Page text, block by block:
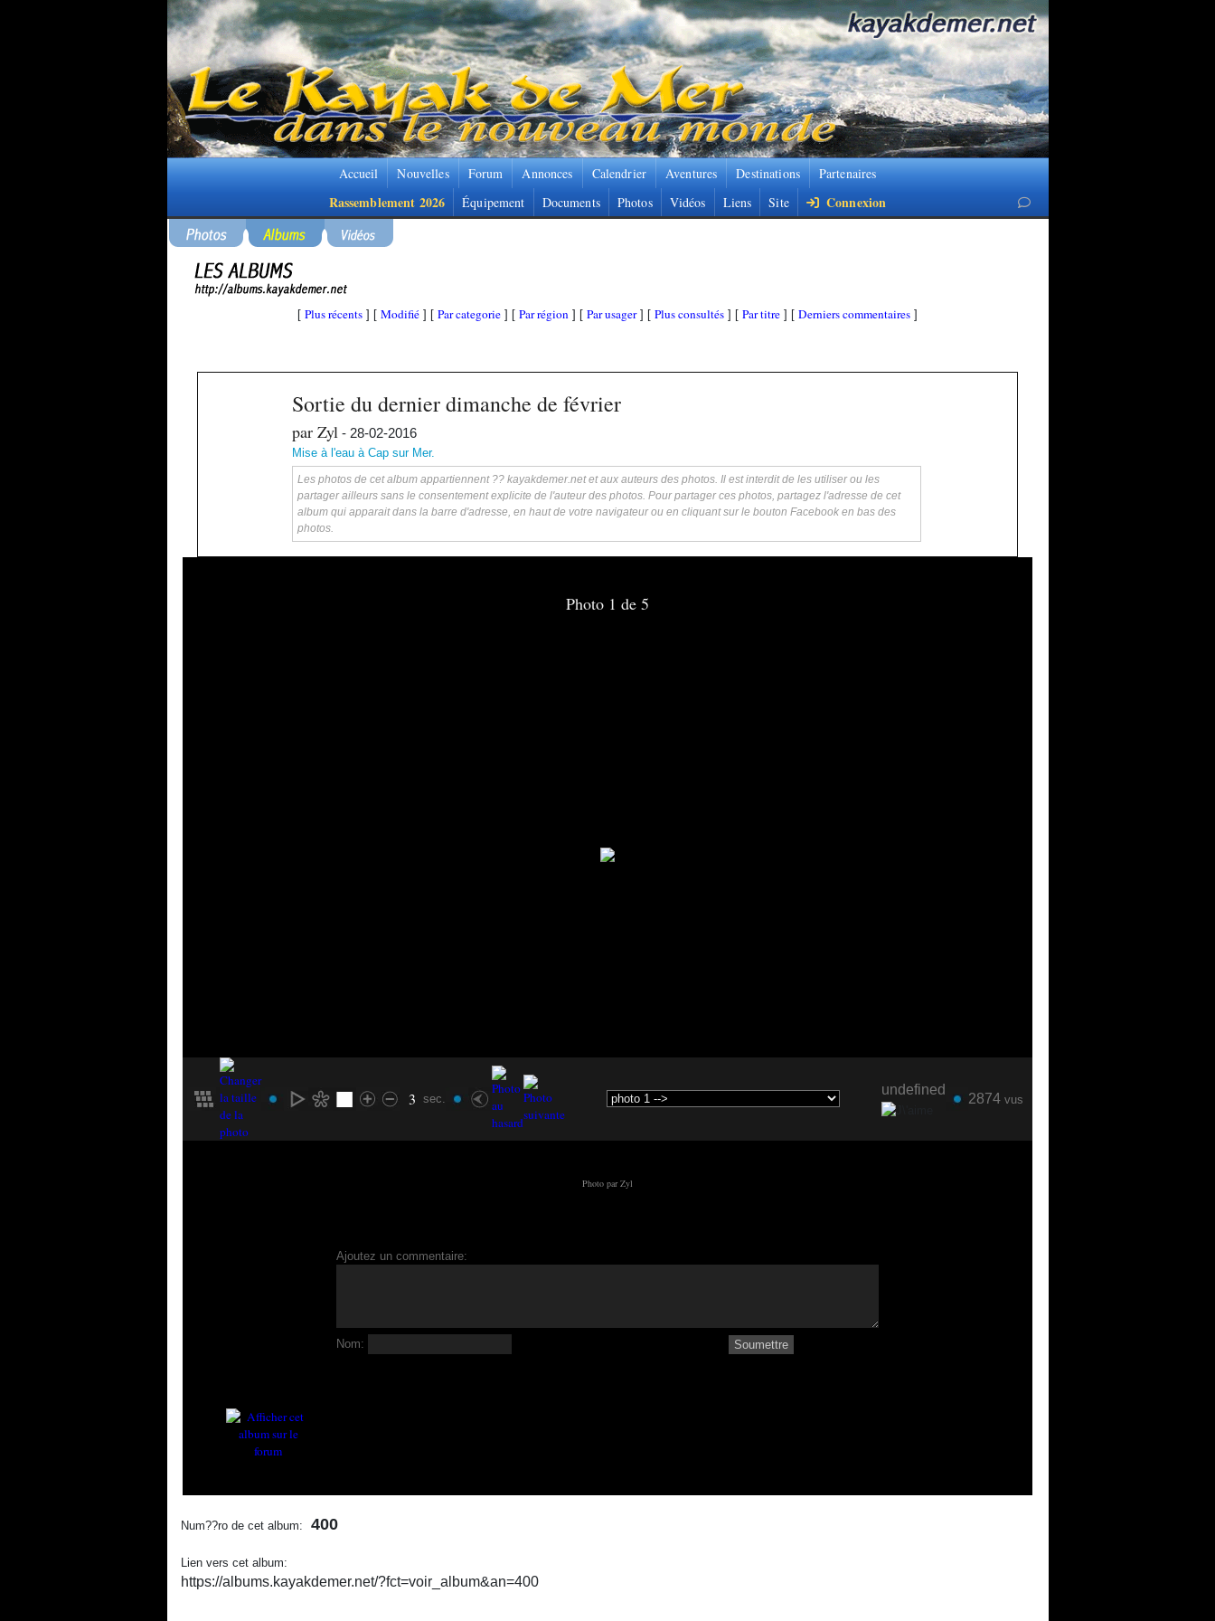
Accueil Nouvelles Forum Annonces Calendrier Aventures Destinations Partenaires
Rassemblement 2026 Équipement Documents Photos Vidéos Liens Site Connexion
[ Plus récents ] [ Modifié ] [ Par categorie ] [ Par région ] [ Par usager] [ Plus consultés ] [ Par titre ] [ Derniers commentaires ]
Sortie du dernier dimanche de février
par Zyl - 28-02-2016
Mise à l'eau à Cap sur Mer.
Les photos de cet album appartiennent ?? kayakdemer.net et aux auteurs des photos. Il est interdit de les utiliser ou les
partager ailleurs sans le consentement explicite de l'auteur des photos. Pour partager ces photos, partagez l'adresse de cet
album qui apparait dans la barre d'adresse, en haut de votre navigateur ou en cliquant sur le bouton Facebook en bas des
photos.
Photo 1 de 5
3 sec.
undefined
2874 vus
Photo par Zyl
Ajoutez un commentaire:
Nom:
Num??ro de cet album: 400
Lien vers cet album:
https://albums.kayakdemer.net/?fct=voir_album&an=400